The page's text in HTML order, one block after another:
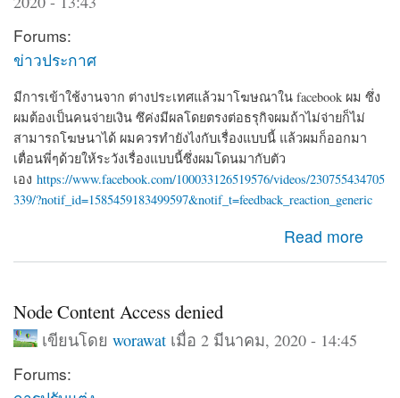
Forums:
ข่าวประกาศ
มีการเข้าใช้งานจาก ต่างประเทศแล้วมาโฆษณาใน facebook ผม ซึ่ง
ผมต้องเป็นคนจ่ายเงิน ซึค่งมีผลโดยตรงต่อธรุกิจผมถ้าไม่จ่ายก็ไม่
สามารถโฆษนาได้ ผมควรทำยังไงกับเรื่องแบบนี้ แล้วผมก็ออกมา
เตื่อนพี่ๆด้วยให้ระวังเรื่องแบบนี้ซึ่งผมโดนมากับตัว
เอง https://www.facebook.com/100033126519576/videos/230755434705
339/?notif_id=1585459183499597&notif_t=feedback_reaction_generic
Read more
about ผมโดน Hack จาก iP 192.126.154.97 ซึ่งเอาของตัว
เองมาโฆษนา ซึ่งเป็นเงินของผมที่จะต้องจ่าย
Node Content Access denied
เขียนโดย worawatเมื่อ 2 มีนาคม, 2020 - 14:45
Forums: